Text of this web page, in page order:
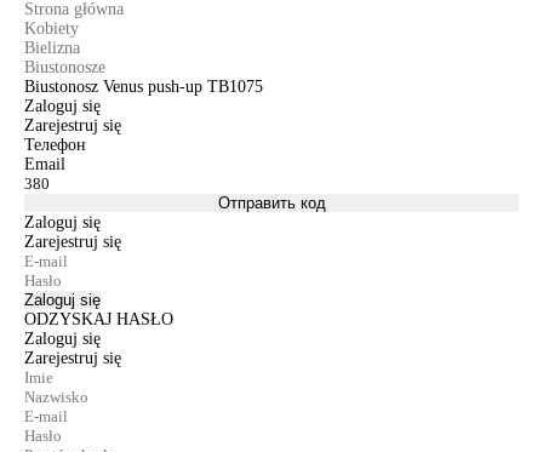
Strona główna
Kobiety
Bielizna
Biustonosze
Biustonosz Venus push-up TB1075
Zaloguj się
Zarejestruj się
Телефон
Email
Отправить код
Zaloguj się
Zarejestruj się
Zaloguj się
ODZYSKAJ HASŁO
Zaloguj się
Zarejestruj się